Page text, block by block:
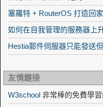
塞羅特 + RouterOS 打造回
如何在自我管理的服務器上
Hestia郵件伺服器只能發送
友情鏈接
W3school 非常棒的免費學